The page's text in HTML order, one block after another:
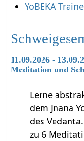
YoBEKA
11.09.2026 -
Meditation und
Lerne
dem Jnana
des
zu 6